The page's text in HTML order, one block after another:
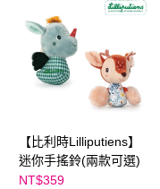
【比利時Lilliputiens】
迷你手搖鈴(兩款可選)
NT$359